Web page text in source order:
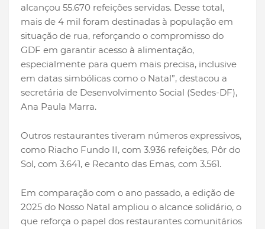
alcançou 55.670 refeições servidas. Desse total,
mais de 4 mil foram destinadas à população em
situação de rua, reforçando o compromisso do
GDF em garantir acesso à alimentação,
especialmente para quem mais precisa, inclusive
em datas simbólicas como o Natal”, destacou a
secretária de Desenvolvimento Social (Sedes-DF),
Ana Paula Marra.
Outros restaurantes tiveram números expressivos,
como Riacho Fundo II, com 3.936 refeições, Pôr do
Sol, com 3.641, e Recanto das Emas, com 3.561.
Em comparação com o ano passado, a edição de
2025 do Nosso Natal ampliou o alcance solidário, o
que reforça o papel dos restaurantes comunitários